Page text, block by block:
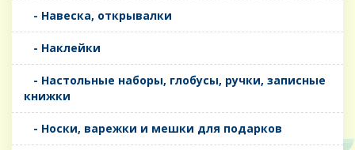
- Навеска, открывалки
- Наклейки
- Настольные наборы, глобусы, ручки, записные
книжки
- Носки, варежки и мешки для подарков